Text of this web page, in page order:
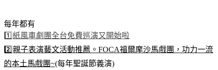
每年都有
1️⃣紙風車劇團全台免費巡演又開始啦
2️⃣親子表演藝文活動推薦。FOCA福爾摩沙馬戲團，功力一流
的本土馬戲團~(每年聖誕節義演)